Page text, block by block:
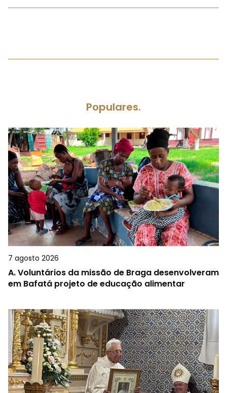
Populares.
7 agosto 2026
A.Voluntários da missão de Braga desenvolveram
em Bafatá projeto de educação alimentar